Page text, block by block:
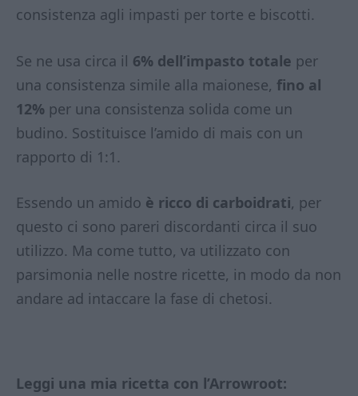
consistenza agli impasti per torte e biscotti.
Se ne usa circa il 6% dell’impasto totale per
una consistenza simile alla maionese, fino al
12% per una consistenza solida come un
budino. Sostituisce l’amido di mais con un
rapporto di 1:1.
Essendo un amido è ricco di carboidrati, per
questo ci sono pareri discordanti circa il suo
utilizzo. Ma come tutto, va utilizzato con
parsimonia nelle nostre ricette, in modo da non
andare ad intaccare la fase di chetosi.
Leggi una mia ricetta con l’Arrowroot: